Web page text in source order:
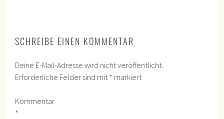
SCHREIBE EINEN KOMMENTAR
Deine E-Mail-Adresse wird nicht veröffentlicht.
Erforderliche Felder sind mit* markiert
Kommentar
*